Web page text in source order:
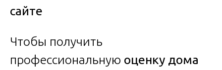
сайте
Чтобы получить
профессиональную оценку дома